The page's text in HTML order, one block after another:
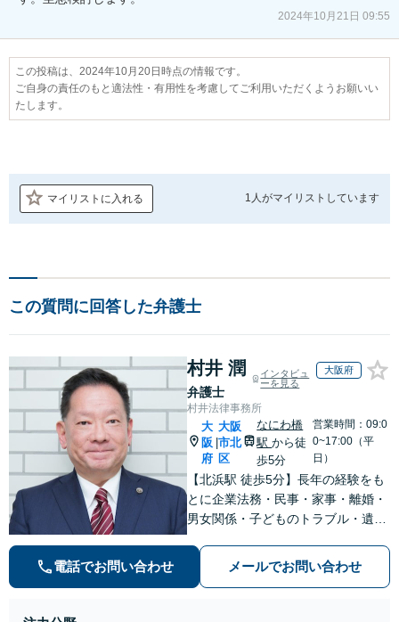
2024年10月21日 09:55
この投稿は、2024年10月20日時点の情報です。
ご自身の責任のもと適法性・有用性を考慮してご利用いただくようお願いい
たします。
マイリストに入れる 1人がマイリストしています
この質問に回答した弁護士
村井 潤
弁護士
インタビュ
ーを見る
大阪府
村井法律事務所
大
阪
府
|
大阪
市北
区
なにわ橋
駅から徒
歩5分
営業時間：09:0
0~17:00（平
日）
【北浜駅 徒歩5分】長年の経験をも
とに企業法務・民事・家事・離婚・
男女関係・子どものトラブル・遺産
用可）まで幅広く対応可能。納得の
いく解決への第一歩を踏み出せるよ
電話でお問い合わせ メールでお問い合わせ